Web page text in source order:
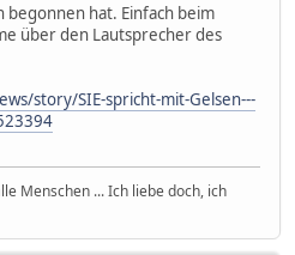
begonnen hat. Einfach beim
über den Lautsprecher des
story/SIE-spricht-mit-Gelsen---
Menschen ... Ich liebe doch, ich